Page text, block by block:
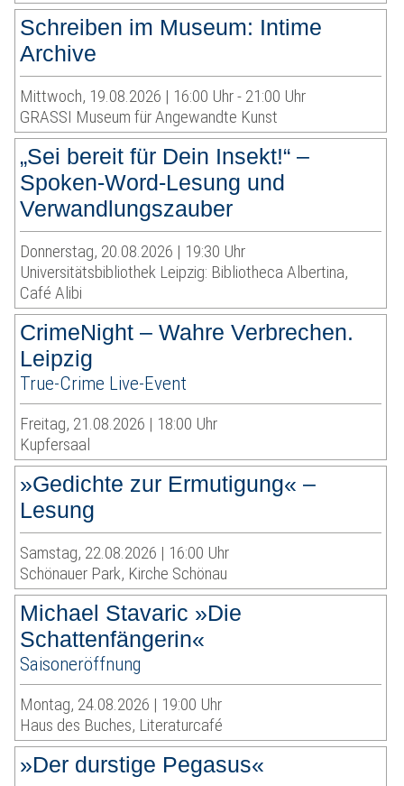
Schreiben im Museum: Intime
Archive
Mittwoch, 19.08.2026 | 16:00 Uhr - 21:00 Uhr
GRASSI Museum für Angewandte Kunst
„Sei bereit für Dein Insekt!“ –
Spoken-Word-Lesung und
Verwandlungszauber
Donnerstag, 20.08.2026 | 19:30 Uhr
Universitätsbibliothek Leipzig: Bibliotheca Albertina,
Café Alibi
CrimeNight – Wahre Verbrechen.
Leipzig
True-Crime Live-Event
Freitag, 21.08.2026 | 18:00 Uhr
Kupfersaal
»Gedichte zur Ermutigung« –
Lesung
Samstag, 22.08.2026 | 16:00 Uhr
Schönauer Park, Kirche Schönau
Michael Stavaric »Die
Schattenfängerin«
Saisoneröffnung
Montag, 24.08.2026 | 19:00 Uhr
Haus des Buches, Literaturcafé
»Der durstige Pegasus«